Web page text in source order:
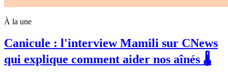
À la une
Canicule : l'interview Mamili sur CNews
qui explique comment aider nos aînés 🌡️